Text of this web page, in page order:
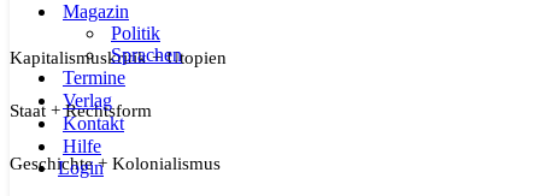
Magazin
Politik
Sprachen
Termine
Verlag
Kontakt
Hilfe
Login
Kapitalismuskritik + Utopien
Staat + Rechtsform
Geschichte + Kolonialismus